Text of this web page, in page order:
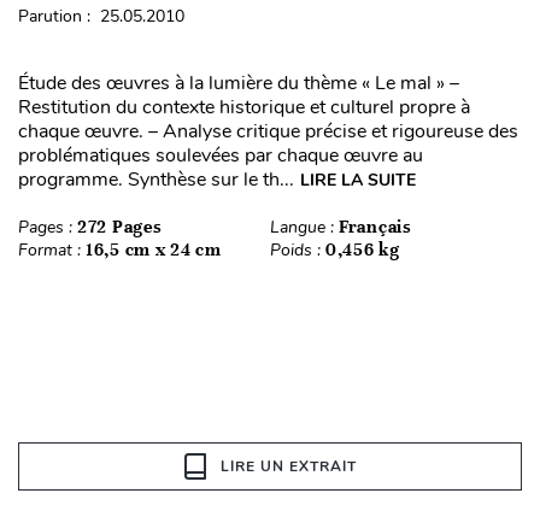
Parution : 25.05.2010
Étude des œuvres à la lumière du thème « Le mal » –
Restitution du contexte historique et culturel propre à
chaque œuvre. – Analyse critique précise et rigoureuse des
problématiques soulevées par chaque œuvre au
programme. Synthèse sur le th... LIRE LA SUITE
Pages : 272 Pages Langue : Français
Format : 16,5 cm x 24 cm Poids : 0,456 kg
LIRE UN EXTRAIT